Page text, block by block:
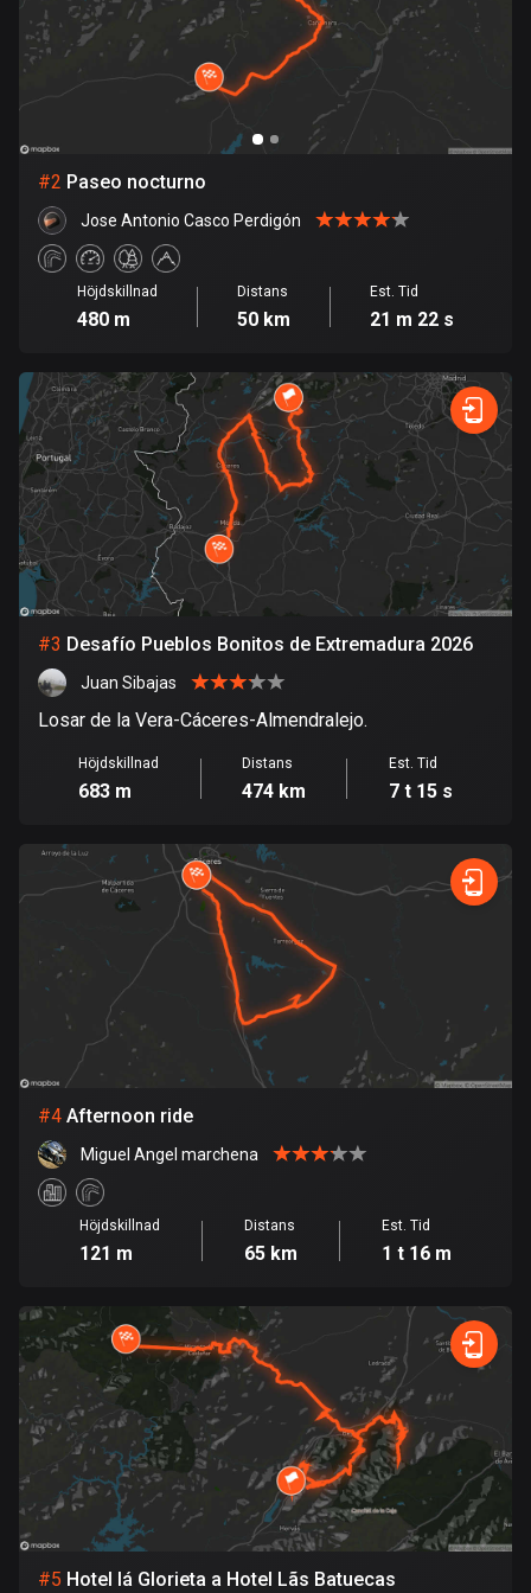
Bahrain
17 rutter
Bangladesh
Barbados
Belarus
141 rutter
Belize
17 rutter
Bhutan
3 rutter
Bolivia
99 rutter
347 rutter
4 rutter
7520 rutter
Brunei
113 rutter
Bulgarien
723 rutter
Burkina Faso
2 rutter
Chile
Colombia
1348 rutter
Cooköarna
2 rutter
Costa Rica
149 rutter
Curaçao
4 rutter
Cypern
1880 rutter
#2 Paseo nocturno
Jose Antonio Casco Perdigón
Höjdskillnad
480 m
Distans
50 km
Est. Tid
21 m 22 s
#3 Desafío Pueblos Bonitos de Extremadura 2026
Juan Sibajas
Losar de la Vera-Cáceres-Almendralejo.
Höjdskillnad
683 m
Distans
474 km
Est. Tid
7 t 15 s
#4 Afternoon ride
Miguel Angel marchena
Höjdskillnad
121 m
Distans
65 km
Est. Tid
1 t 16 m
#5 Hotel lá Glorieta a Hotel Lãs Batuecas